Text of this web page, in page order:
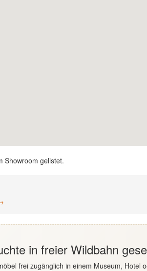
Showroom gelistet.
in freier Wildbahn
frei zugänglich in einem Museum, Hotel